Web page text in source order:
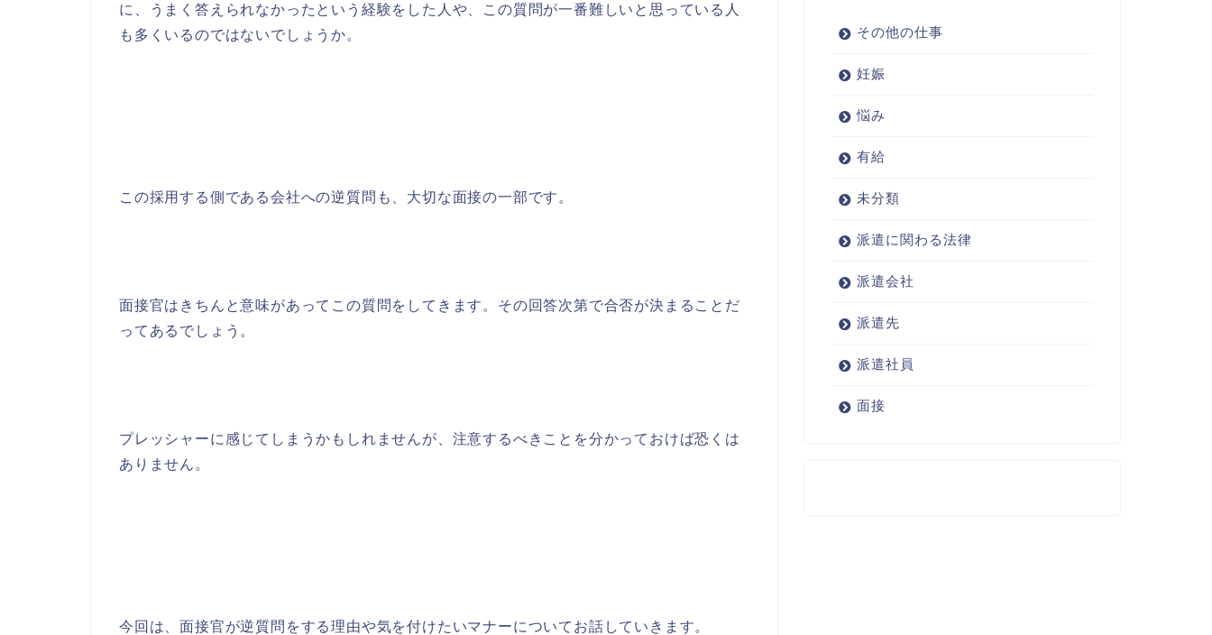
に、うまく答えられなかったという経験をした人や、この質問が一番難しいと思っている人
も多くいるのではないでしょうか。
この採用する側である会社への逆質問も、大切な面接の一部です。
面接官はきちんと意味があってこの質問をしてきます。その回答次第で合否が決まることだ
ってあるでしょう。
プレッシャーに感じてしまうかもしれませんが、注意するべきことを分かっておけば恐くは
ありません。
今回は、面接官が逆質問をする理由や気を付けたいマナーについてお話していきます。
その他の仕事
妊娠
悩み
有給
未分類
派遣に関わる法律
派遣会社
派遣先
派遣社員
面接